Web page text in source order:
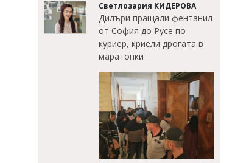
Светлозария КИДЕРОВА
Дилъри пращали фентанил
от София до Русе по
куриер, криели дрогата в
маратонки